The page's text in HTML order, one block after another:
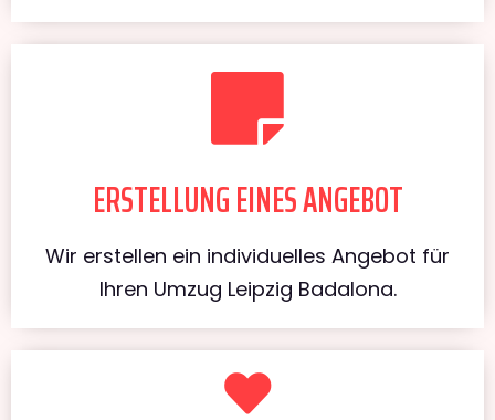
ERSTELLUNG EINES ANGEBOT
Wir erstellen ein individuelles Angebot für
Ihren Umzug Leipzig Badalona.